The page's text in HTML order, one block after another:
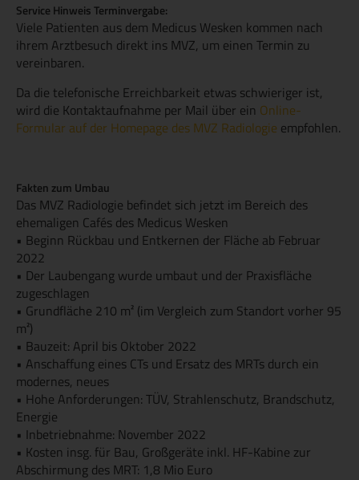
Service Hinweis Terminvergabe:
Viele Patienten aus dem Medicus Wesken kommen nach
ihrem Arztbesuch direkt ins MVZ, um einen Termin zu
vereinbaren.
Da die telefonische Erreichbarkeit etwas schwieriger ist,
wird die Kontaktaufnahme per Mail über ein Online-
Formular auf der Homepage des MVZ Radiologie empfohlen.
Fakten zum Umbau
Das MVZ Radiologie befindet sich jetzt im Bereich des
ehemaligen Cafés des Medicus Wesken
• Beginn Rückbau und Entkernen der Fläche ab Februar
2022
• Der Laubengang wurde umbaut und der Praxisfläche
zugeschlagen
• Grundfläche 210 m² (im Vergleich zum Standort vorher 95
m²)
• Bauzeit: April bis Oktober 2022
• Anschaffung eines CTs und Ersatz des MRTs durch ein
modernes, neues
• Hohe Anforderungen: TÜV, Strahlenschutz, Brandschutz,
Energie
• Inbetriebnahme: November 2022
• Kosten insg. für Bau, Großgeräte inkl. HF-Kabine zur
Abschirmung des MRT: 1,8 Mio Euro